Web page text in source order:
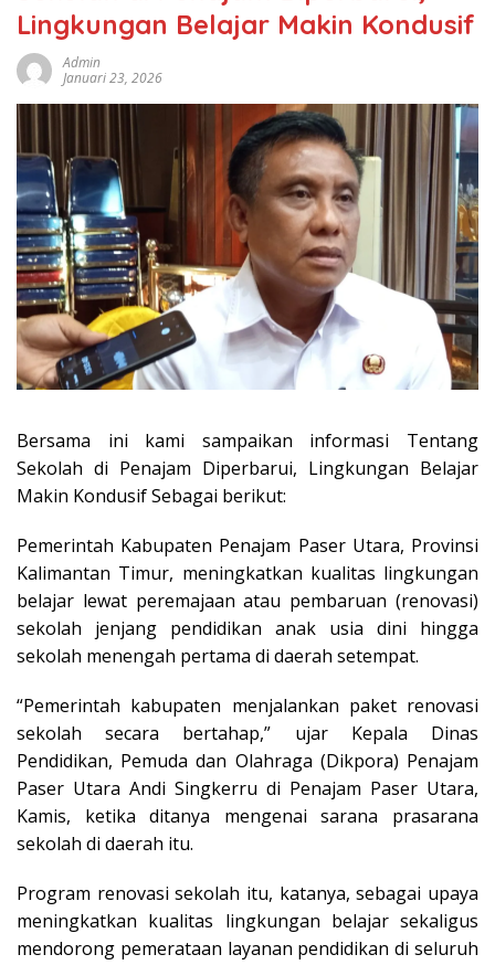
Lingkungan Belajar Makin Kondusif
Admin
Januari 23, 2026
Bersama ini kami sampaikan informasi Tentang
Sekolah di Penajam Diperbarui, Lingkungan Belajar
Makin Kondusif Sebagai berikut:
Pemerintah Kabupaten Penajam Paser Utara, Provinsi
Kalimantan Timur, meningkatkan kualitas lingkungan
belajar lewat peremajaan atau pembaruan (renovasi)
sekolah jenjang pendidikan anak usia dini hingga
sekolah menengah pertama di daerah setempat.
“Pemerintah kabupaten menjalankan paket renovasi
sekolah secara bertahap,” ujar Kepala Dinas
Pendidikan, Pemuda dan Olahraga (Dikpora) Penajam
Paser Utara Andi Singkerru di Penajam Paser Utara,
Kamis, ketika ditanya mengenai sarana prasarana
sekolah di daerah itu.
Program renovasi sekolah itu, katanya, sebagai upaya
meningkatkan kualitas lingkungan belajar sekaligus
mendorong pemerataan layanan pendidikan di seluruh